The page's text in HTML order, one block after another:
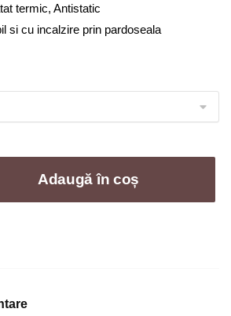
termic, Antistatic
si cu incalzire prin pardoseala
Adaugă în coș